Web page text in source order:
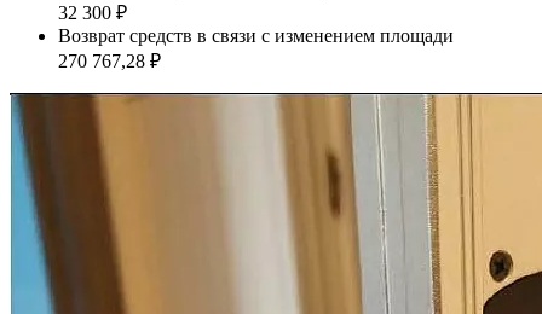
32 300 ₽
Возврат средств в связи с изменением площади
270 767,28 ₽
Наша судебная практика по спорам о
качестве отделки с застройщиками
Спор о качестве строительства (ЖК "Переделкино Ближнее")
Дело выиграно